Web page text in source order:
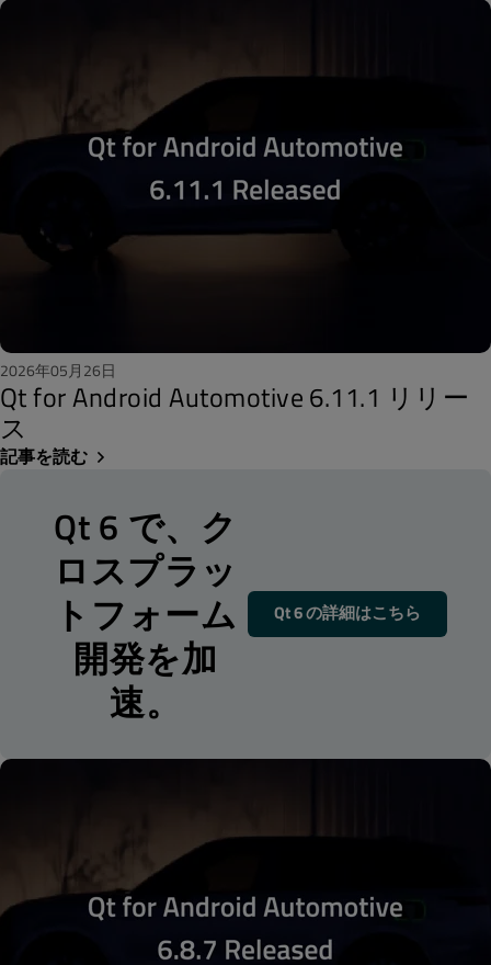
2026年05月26日
Qt for Android Automotive 6.11.1 リリー
ス
記事を読む
Qt 6 で、ク
ロスプラッ
トフォーム
開発を加
速。
Qt 6 の詳細はこちら